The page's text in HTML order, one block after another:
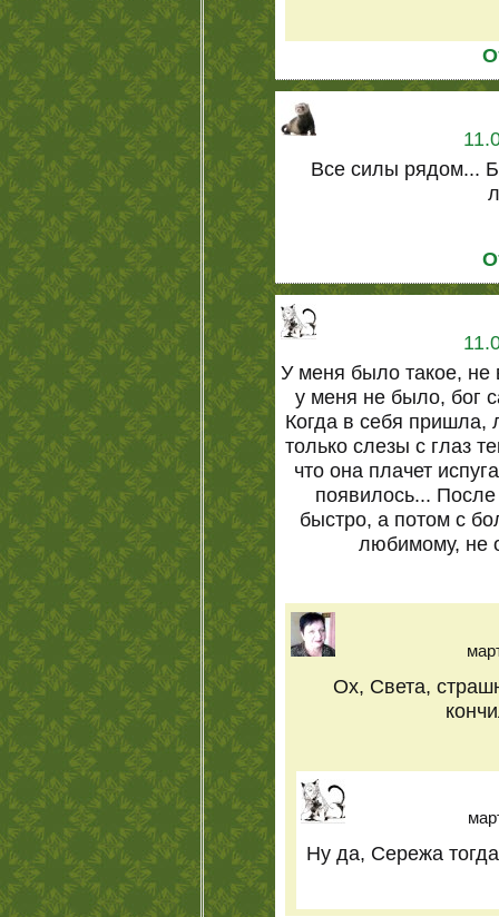
Все силы рядом...
У меня было такое, не
у меня не было, бог
Когда в себя пришла,
только слезы с глаз
что она плачет
появилось...
быстро, а потом с
любимому, не
Ох, Света,
Ну да, Сережа